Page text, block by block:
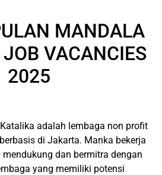
MANDALA
VACANCIES
2025
adalah lembaga non profit
di Jakarta. Manka bekerja
dan bermitra dengan
yang memiliki potensi